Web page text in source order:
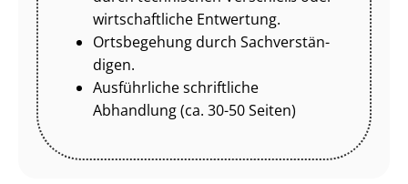
wirtschaftliche Entwertung.
Ortsbegehung durch Sach­ver­stän­
di­gen.
Ausführliche schriftliche
Abhandlung (ca. 30-50 Seiten)